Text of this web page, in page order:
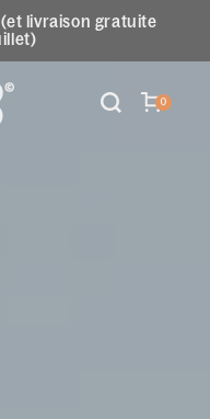
livraison gratuite
0